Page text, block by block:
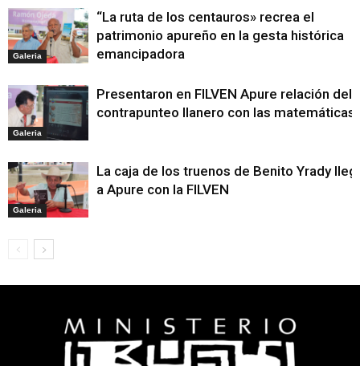
Galeria
“La ruta de los centauros» recrea el
patrimonio apureño en la gesta histórica
emancipadora
Galeria
Presentaron en FILVEN Apure relación del
contrapunteo llanero con las matemáticas
Galeria
La caja de los truenos de Benito Yrady
a Apure con la FILVEN